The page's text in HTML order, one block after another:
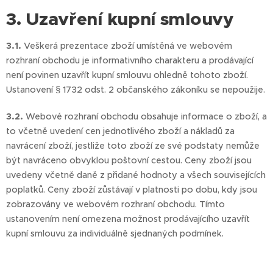
3. Uzavření kupní smlouvy
3.1. Veškerá prezentace zboží umístěná ve webovém
rozhraní obchodu je informativního charakteru a prodávající
není povinen uzavřít kupní smlouvu ohledně tohoto zboží.
Ustanovení § 1732 odst. 2 občanského zákoníku se nepoužije.
3.2. Webové rozhraní obchodu obsahuje informace o zboží, a
to včetně uvedení cen jednotlivého zboží a nákladů za
navrácení zboží, jestliže toto zboží ze své podstaty nemůže
být navráceno obvyklou poštovní cestou. Ceny zboží jsou
uvedeny včetně daně z přidané hodnoty a všech souvisejících
poplatků. Ceny zboží zůstávají v platnosti po dobu, kdy jsou
zobrazovány ve webovém rozhraní obchodu. Tímto
ustanovením není omezena možnost prodávajícího uzavřít
kupní smlouvu za individuálně sjednaných podmínek.